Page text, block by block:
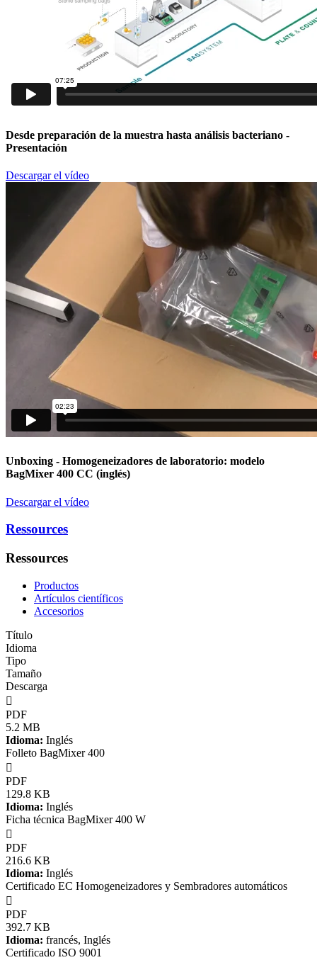
Desde preparación de la muestra hasta análisis bacteriano -
Presentación
Descargar el vídeo
Unboxing - Homogeneizadores de laboratorio: modelo
BagMixer 400 CC (inglés)
Descargar el vídeo
Ressources
Ressources
Productos
Artículos científicos
Accesorios
Título
Idioma
Tipo
Tamaño
Descarga

PDF
5.2 MB
Idioma: Inglés
Folleto BagMixer 400

PDF
129.8 KB
Idioma: Inglés
Ficha técnica BagMixer 400 W

PDF
216.6 KB
Idioma: Inglés
Certificado EC Homogeneizadores y Sembradores automáticos

PDF
392.7 KB
Idioma: francés, Inglés
Certificado ISO 9001